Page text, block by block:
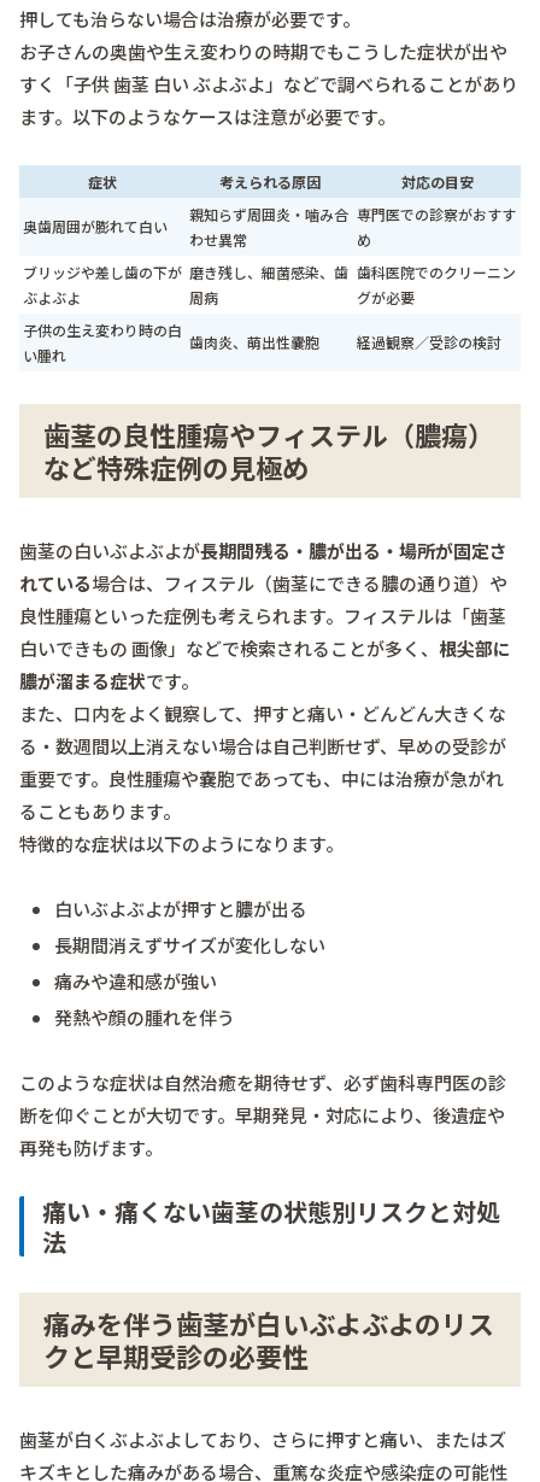
押しても治らない場合は治療が必要です。
お子さんの奥歯や生え変わりの時期でもこうした症状が出や
すく「子供 歯茎 白い ぶよぶよ」などで調べられることがあり
ます。以下のようなケースは注意が必要です。
症状 考えられる原因 対応の目安
奥歯周囲が膨れて白い
親知らず周囲炎・噛み合
わせ異常
専門医での診察がおすす
め
ブリッジや差し歯の下が
ぶよぶよ
磨き残し、細菌感染、歯
周病
歯科医院でのクリーニン
グが必要
子供の生え変わり時の白
い腫れ
歯肉炎、萌出性嚢胞 経過観察／受診の検討
歯茎の良性腫瘍やフィステル（膿瘍）
など特殊症例の見極め
歯茎の白いぶよぶよが長期間残る・膿が出る・場所が固定さ
れている場合は、フィステル（歯茎にできる膿の通り道）や
良性腫瘍といった症例も考えられます。フィステルは「歯茎
白いできもの 画像」などで検索されることが多く、 根尖部に
膿が溜まる症状です。
また、口内をよく観察して、押すと痛い・どんどん大きくな
る・数週間以上消えない場合は自己判断せず、早めの受診が
重要です。良性腫瘍や嚢胞であっても、中には治療が急がれ
ることもあります。
特徴的な症状は以下のようになります。
白いぶよぶよが押すと膿が出る
長期間消えずサイズが変化しない
痛みや違和感が強い
発熱や顔の腫れを伴う
このような症状は自然治癒を期待せず、必ず歯科専門医の診
断を仰ぐことが大切です。早期発見・対応により、後遺症や
再発も防げます。
痛い・痛くない歯茎の状態別リスクと対処
法
痛みを伴う歯茎が白いぶよぶよのリス
クと早期受診の必要性
歯茎が白くぶよぶよしており、さらに押すと痛い、またはズ
キズキとした痛みがある場合、重篤な炎症や感染症の可能性